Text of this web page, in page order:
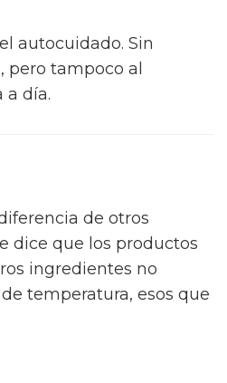
autocuidado. Sin
pero tampoco al
a día.
de otros
dice que los productos
ingredientes no
temperatura, esos que